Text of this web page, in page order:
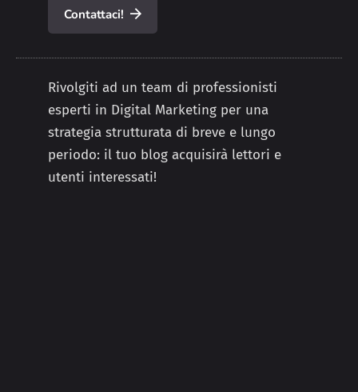
Contattaci!
Rivolgiti ad un team di professionisti
esperti in Digital Marketing per una
strategia strutturata di breve e lungo
periodo: il tuo blog acquisirà lettori e
utenti interessati!